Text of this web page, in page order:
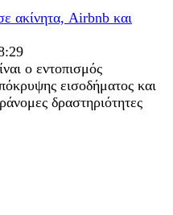
ακίνητα, Airbnb και
ο εντοπισμός
εισοδήματος και
δραστηριότητες